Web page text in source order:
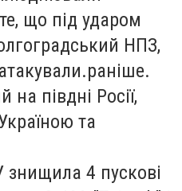
що під ударом
НПЗ,
на півдні Росії,
та
знищила 4 пускові